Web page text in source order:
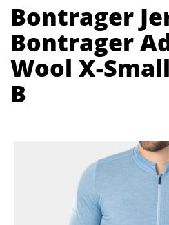
Bontrager
Bontrager
Wool X-
B